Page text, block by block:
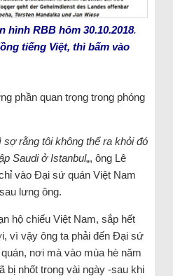
hình RBB hôm 30.10.2018.
tiếng Việt, thì bấm vào
phần quan trọng trong phóng
rằng tôi không thể ra khỏi đó
Saudi ở Istanbul„, ông Lê
vào Đại sứ quán Việt Nam
lưng ông.
hộ chiếu Việt Nam, sắp hết
vì vậy ông ta phải đến Đại sứ
nơi mà vào mùa hè năm
bị nhốt trong vài ngày -sau khi